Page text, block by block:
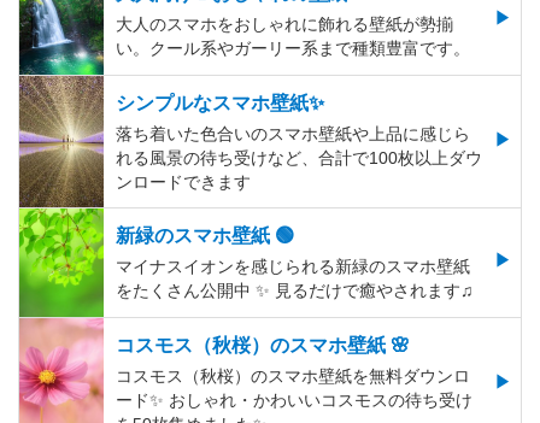
大人のスマホをおしゃれに飾れる壁紙が勢揃
い。クール系やガーリー系まで種類豊富です。
シンプルなスマホ壁紙✨
落ち着いた色合いのスマホ壁紙や上品に感じら
れる風景の待ち受けなど、合計で100枚以上ダウ
ンロードできます
新緑のスマホ壁紙 🟢
マイナスイオンを感じられる新緑のスマホ壁紙
をたくさん公開中 ✨ 見るだけで癒やされます♫
コスモス（秋桜）のスマホ壁紙 🌸
コスモス（秋桜）のスマホ壁紙を無料ダウンロ
ード✨️ おしゃれ・かわいいコスモスの待ち受け